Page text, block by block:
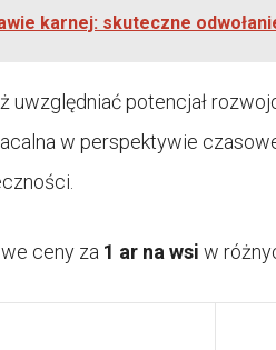
karnej: skuteczne
uwzględniać potencjał
w perspektywie
ceny za 1 ar na wsi w